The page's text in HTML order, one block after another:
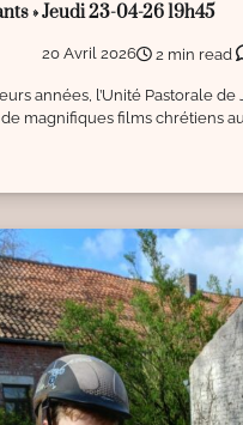
» Jeudi 23-04-26 19h45
20 Avril 2026 2 min read
années, l’Unité Pastorale de
magnifiques films chrétiens